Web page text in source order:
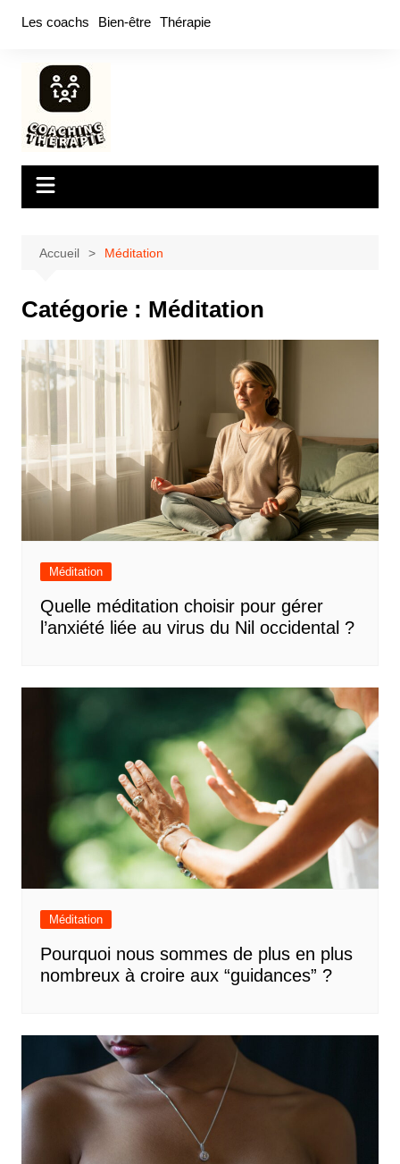
Les coachs Bien-être Thérapie
Accueil Méditation
Catégorie : Méditation
Méditation
Quelle méditation choisir pour gérer
l’anxiété liée au virus du Nil occidental ?
Méditation
Pourquoi nous sommes de plus en plus
nombreux à croire aux “guidances” ?